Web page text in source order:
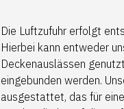
Die Luftzufuhr erfolgt
Hierbei kann entweder
Deckenauslässen
eingebunden werden.
ausgestattet, das für